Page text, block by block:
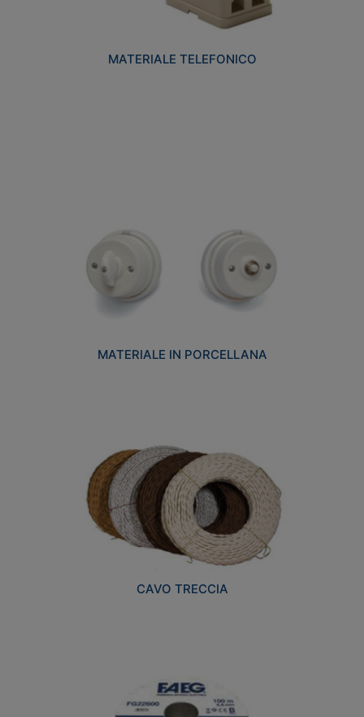
MATERIALE TELEFONICO
MATERIALE IN PORCELLANA
CAVO TRECCIA